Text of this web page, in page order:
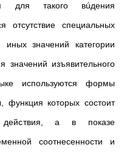
для такого вúдения
отсутствие специальных
значений категории
значений изъявительного
используются формы
которых состоит
действия, а в показе
соотнесенности и